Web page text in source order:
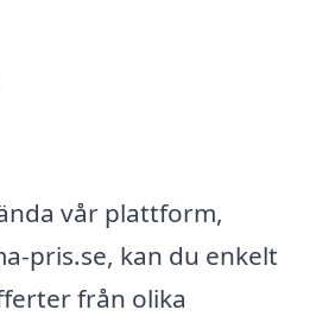
vår plattform,
pris.se, kan du enkelt
från olika